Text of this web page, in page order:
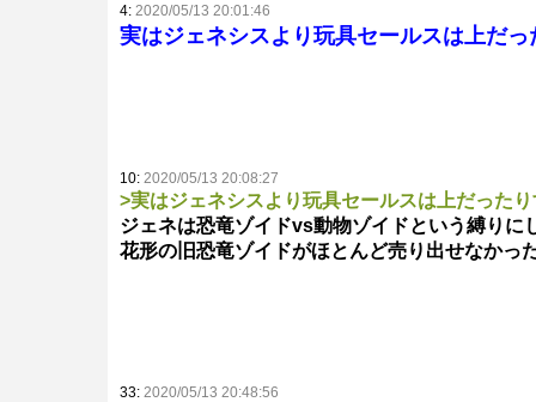
4: 2020/05/13 20:01:46
実はジェネシスより玩具セールスは上だっ
10: 2020/05/13 20:08:27
>実はジェネシスより玩具セールスは上だった
ジェネは恐竜ゾイドvs動物ゾイドという縛りに
花形の旧恐竜ゾイドがほとんど売り出せなかっ
33: 2020/05/13 20:48:56